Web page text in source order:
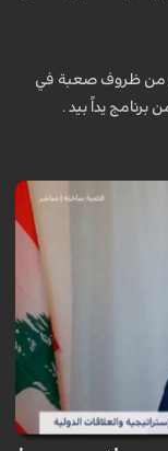
من ظروف صعبة في
يداً بيد .